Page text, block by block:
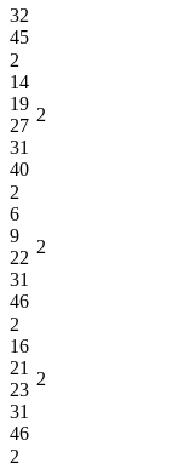
32
45
2
14
19
27
31
40
2
2
6
9
22
31
46
2
2
16
21
23
31
46
2
2